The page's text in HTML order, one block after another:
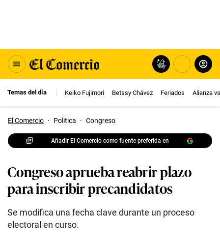
Temas del día Keiko Fujimori Betssy Chávez Feriados Alianza
El Comercio · Politica · Congreso
Añadir El Comercio como fuente preferida en
Congreso aprueba reabrir plazo
para inscribir precandidatos
Se modifica una fecha clave durante un proceso
electoral en curso.